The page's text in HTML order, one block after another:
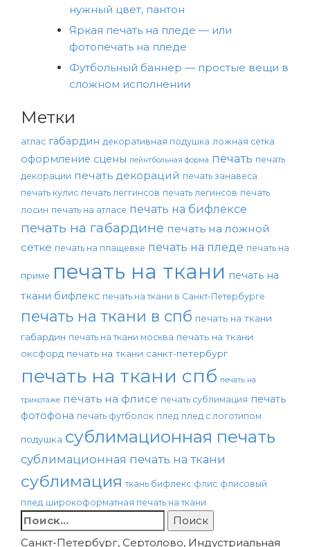
нужный цвет, пантон
Яркая печать на пледе — или
фотопечать на пледе
Футбольный баннер — простые вещи в
сложном исполнении
Метки
атлас габардин декоративная подушка ложная сетка
оформление сцены пейнтбольная форма печать печать
декорации печать декораций печать занавеса
печать кулис печать леггинсов печать легинсов печать
лосин печать на атласе печать на бифлексе
печать на габардине печать на ложной
сетке печать на плащевке печать на пледе печать на
приме печать на ткани печать на
ткани бифлекс печать на ткани в Санкт-Петербурге
печать на ткани в спб печать на ткани
габардин печать на ткани москва печать на ткани
оксфорд печать на ткани санкт-петербург
печать на ткани спб печать на
трикотаже печать на флисе печать сублимация печать
фотофона печать футболок плед плед с логотипом
подушка сублимационная печать
сублимационная печать на ткани
сублимация ткань бифлекс флис флисовый
плед широкоформатная печать на ткани
Найти:
Санкт-Петербург, Сертолово, Индустриальная